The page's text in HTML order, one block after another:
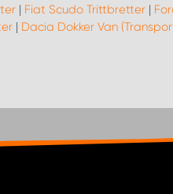
| Fiat Scudo Trittbretter|
| Dacia Dokker Van